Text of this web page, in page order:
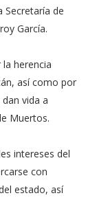
Secretaría de
García.
herencia
así como por
vida a
Muertos.
intereses del
con
estado, así